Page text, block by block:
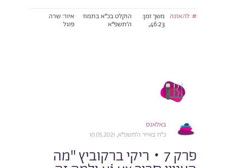
להאזנה משך זמן:
46:23,
הוקלט בכ״א בתמוז
ה׳תשפ״א
איור: שרה
פוגל
באלאנס
כ״ח באייר ה׳תשפ״א, 10.05.2021
פרק 7 • ריקי ברקוביץ "מה